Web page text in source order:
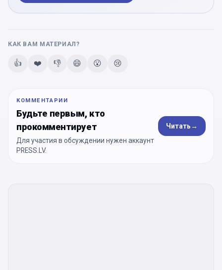
КАК ВАМ МАТЕРИАЛ?
👍 ❤️ 👎 😄 😮 😢
КОММЕНТАРИИ
Будьте первым, кто
прокомментирует
Для участия в обсуждении нужен аккаунт
PRESS.LV.
Читать→